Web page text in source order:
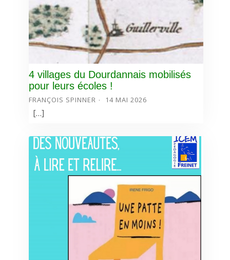
4 villages du Dourdannais mobilisés
pour leurs écoles !
FRANÇOIS SPINNER 14 MAI 2026
[…]